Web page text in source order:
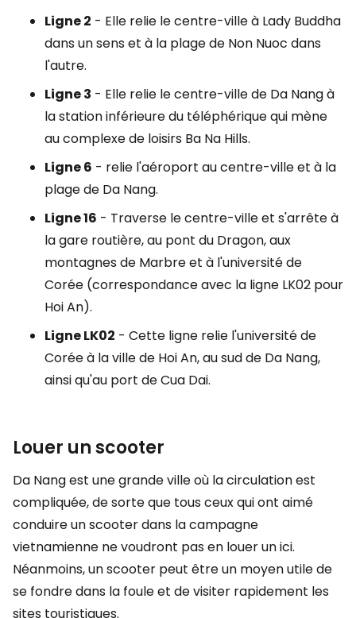
Ligne 2 - Elle relie le centre-ville à Lady Buddha
dans un sens et à la plage de Non Nuoc dans
l'autre.
Ligne 3 - Elle relie le centre-ville de Da Nang à
la station inférieure du téléphérique qui mène
au complexe de loisirs Ba Na Hills.
Ligne 6 - relie l'aéroport au centre-ville et à la
plage de Da Nang.
Ligne 16 - Traverse le centre-ville et s'arrête à
la gare routière, au pont du Dragon, aux
montagnes de Marbre et à l'université de
Corée (correspondance avec la ligne LK02 pour
Hoi An).
Ligne LK02 - Cette ligne relie l'université de
Corée à la ville de Hoi An, au sud de Da Nang,
ainsi qu'au port de Cua Dai.
Louer un scooter
Da Nang est une grande ville où la circulation est
compliquée, de sorte que tous ceux qui ont aimé
conduire un scooter dans la campagne
vietnamienne ne voudront pas en louer un ici.
Néanmoins, un scooter peut être un moyen utile de
se fondre dans la foule et de visiter rapidement les
sites touristiques.